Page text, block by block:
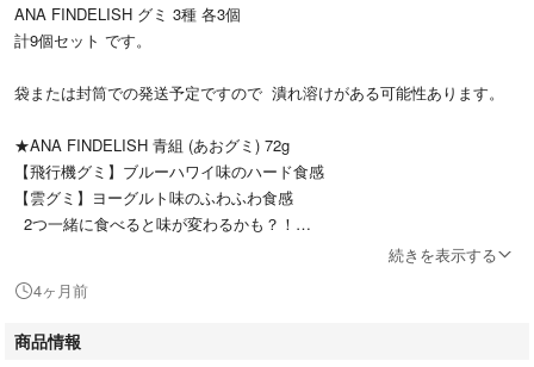
ANA FINDELISH グミ 3種 各3個
計9個セット です。
袋または封筒での発送予定ですので 潰れ溶けがある可能性あります。
★ANA FINDELISH 青組 (あおグミ) 72g
【飛行機グミ】ブルーハワイ味のハード食感
【雲グミ】ヨーグルト味のふわふわ食感
2つ一緒に食べると味が変わるかも？！
★ANA FINDELISH 青組 (ナイトフライト) 68g
【星レモングミ】酸っぱいパウダー付きのレモン味のもちもち食感
【星グレープグミ】グレープ味のふわふわ食感
続きを表示する
4ヶ月前
商品情報